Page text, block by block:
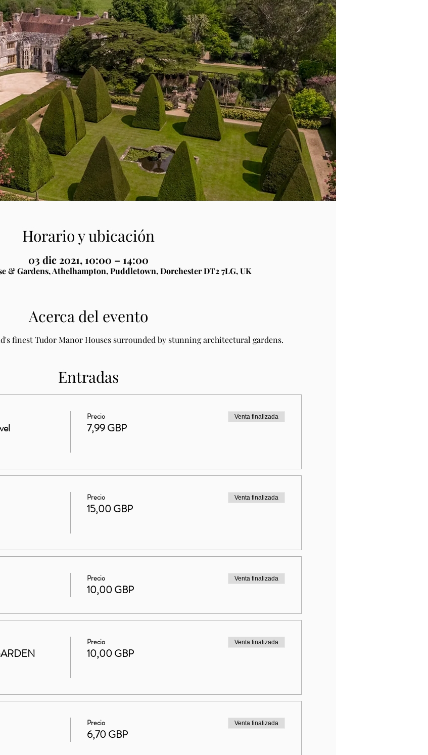
Horario y ubicación
03 dic 2021, 10:00 – 14:00
& Gardens, Athelhampton, Puddletown, Dorchester DT2 7LG, UK
Acerca del evento
finest Tudor Manor Houses surrounded by stunning architectural gardens.
Entradas
Precio
7,99 GBP
Venta finalizada
Precio
15,00 GBP
Venta finalizada
Precio
10,00 GBP
Venta finalizada
Precio
10,00 GBP
Venta finalizada
Precio
6,70 GBP
Venta finalizada